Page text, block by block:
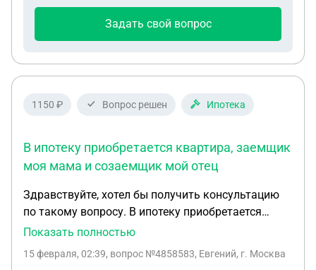
Задать свой вопрос
1150 ₽ Вопрос решен Ипотека
В ипотеку приобретается квартира, заемщик
моя мама и созаемщик мой отец
Здравствуйте, хотел бы получить консультацию
по такому вопросу. В ипотеку приобретается
квартира, заемщик моя мама и созаемщик мой
была устная договоренность что квартира
Показать полностью
15 февраля, 02:39, вопрос №4858583, Евгений, г. Москва